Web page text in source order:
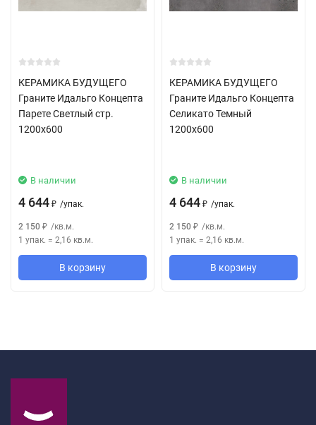
трендовых дизайнах для индивидуализации жилых и
КЕРАМОГРАНИТ ОКРАШЕННЫЙ В МАССЕ - Coloured in Body
Porcelain Stoneware - Gres Porcellanato Colorato in Massa
КЕРАМИКА БУДУЩЕГО
Граните Идальго Концепта
Парете Светлый стр.
1200x600
В наличии
4 644 ₽ /упак.
2 150 ₽ /кв.м.
1 упак. = 2,16 кв.м.
В корзину
КЕРАМИКА БУДУЩЕГО
Граните Идальго Концепта
Селикато Темный
1200x600
В наличии
4 644 ₽ /упак.
2 150 ₽ /кв.м.
1 упак. = 2,16 кв.м.
В корзину